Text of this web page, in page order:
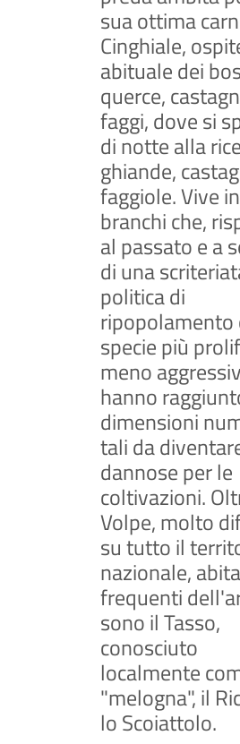
sua ottima
Cinghiale,
abituale dei
querce,
faggi, dove si
di notte alla
ghiande,
faggiole. Vive in
branchi che,
al passato e a
di una
politica di
ripopolamento
specie più
meno
hanno
dimensioni
tali da
dannose per le
coltivazioni.
Volpe, molto
su tutto il
nazionale,
frequenti
sono il Tasso,
conosciuto
localmente
"melogna", il
lo Scoiattolo.